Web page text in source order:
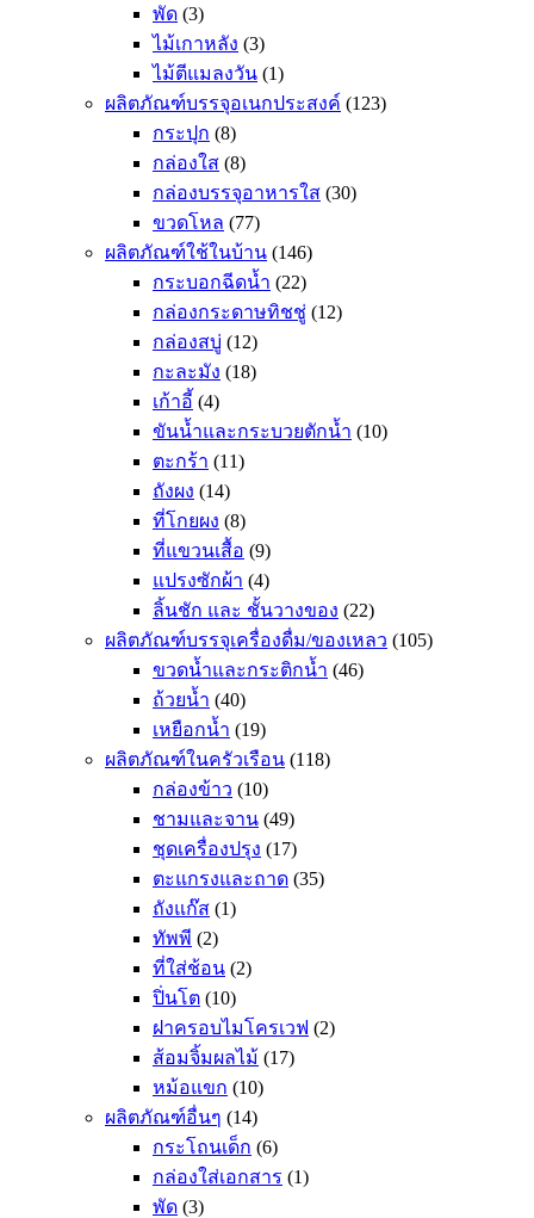
พัด (3)
ไม้เกาหลัง (3)
ไม้ตีแมลงวัน (1)
ผลิตภัณฑ์บรรจุอเนกประสงค์ (123)
กระปุก (8)
กล่องใส (8)
กล่องบรรจุอาหารใส (30)
ขวดโหล (77)
ผลิตภัณฑ์ใช้ในบ้าน (146)
กระบอกฉีดน้ำ (22)
กล่องกระดาษทิชชู่ (12)
กล่องสบู่ (12)
กะละมัง (18)
เก้าอี้ (4)
ขันน้ำและกระบวยตักน้ำ (10)
ตะกร้า (11)
ถังผง (14)
ที่โกยผง (8)
ที่แขวนเสื้อ (9)
แปรงซักผ้า (4)
ลิ้นชัก และ ชั้นวางของ (22)
ผลิตภัณฑ์บรรจุเครื่องดื่ม/ของเหลว (105)
ขวดน้ำและกระติกน้ำ (46)
ถ้วยน้ำ (40)
เหยือกน้ำ (19)
ผลิตภัณฑ์ในครัวเรือน (118)
กล่องข้าว (10)
ชามและจาน (49)
ชุดเครื่องปรุง (17)
ตะแกรงและถาด (35)
ถังแก๊ส (1)
ทัพพี (2)
ที่ใส่ช้อน (2)
ปิ่นโต (10)
ฝาครอบไมโครเวฟ (2)
ส้อมจิ้มผลไม้ (17)
หม้อแขก (10)
ผลิตภัณฑ์อื่นๆ (14)
กระโถนเด็ก (6)
กล่องใส่เอกสาร (1)
พัด (3)